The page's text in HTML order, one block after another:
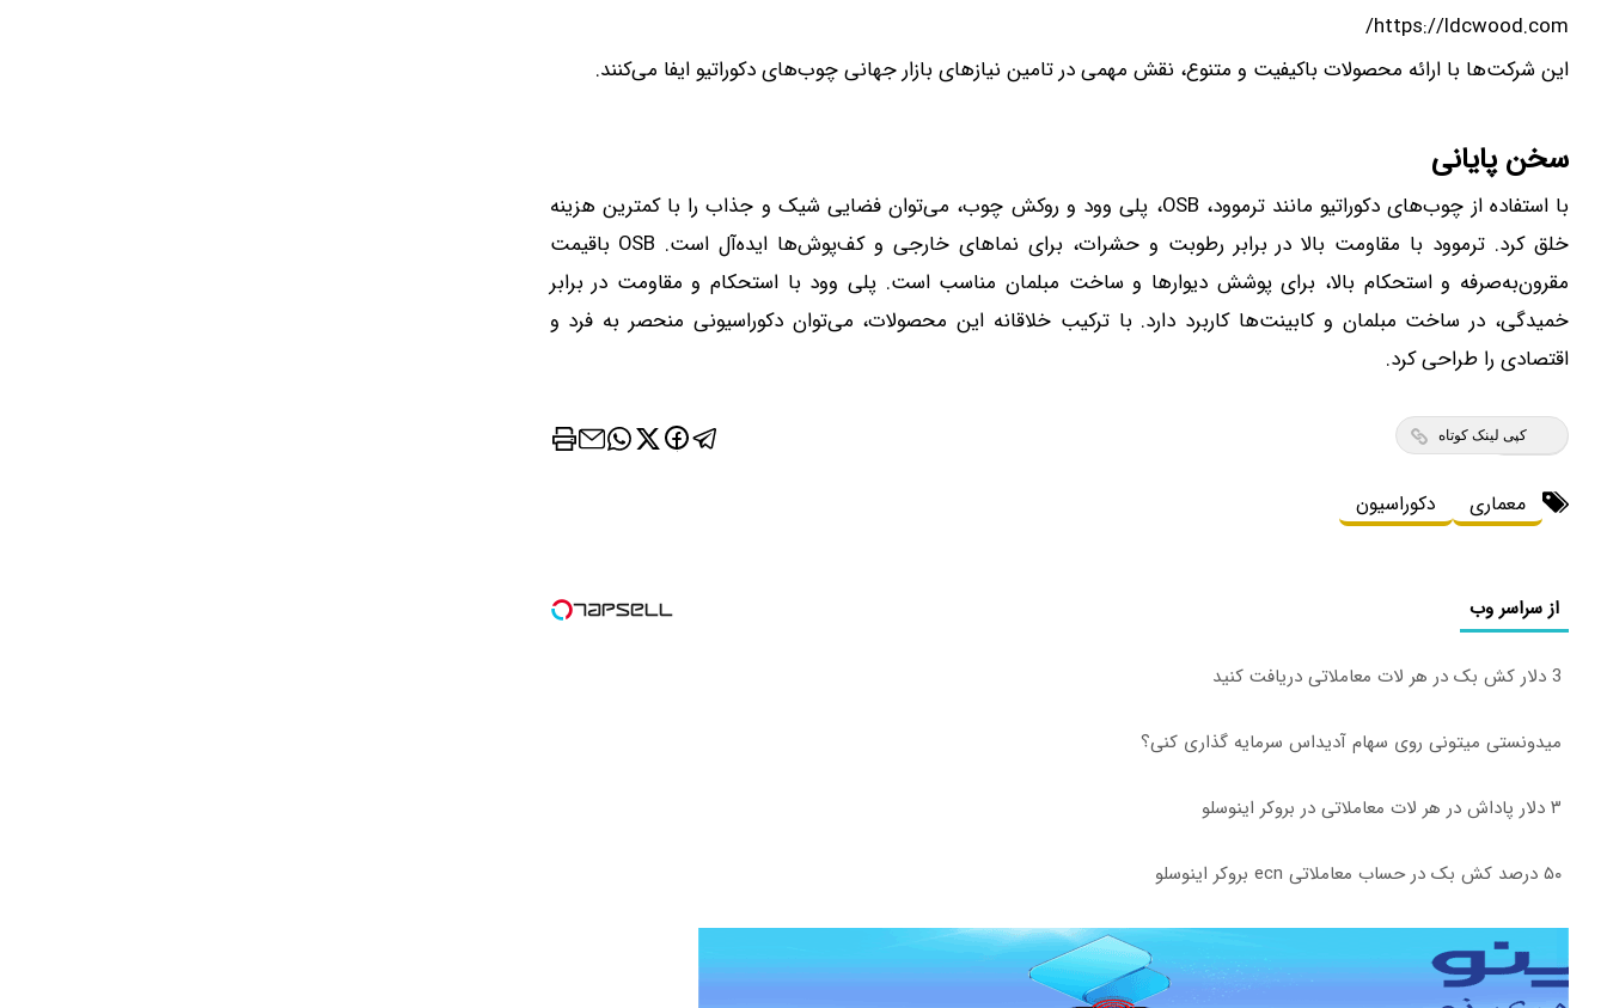
https://ldcwood.com/
این شرکت‌ها با ارائه محصولات باکیفیت و متنوع، نقش مهمی در تامین نیازهای بازار جهانی چوب‌های دکوراتیو ایفا می‌کنند.
سخن پایانی
با استفاده از چوب‌های دکوراتیو مانند ترموود، OSB، پلی وود و روکش چوب، می‌توان فضایی شیک و جذاب را با کمترین هزینه
خلق کرد. ترموود با مقاومت بالا در برابر رطوبت و حشرات، برای نماهای خارجی و کف‌پوش‌ها ایده‌آل است. OSB باقیمت
مقرون‌به‌صرفه و استحکام بالا، برای پوشش دیوارها و ساخت مبلمان مناسب است. پلی وود با استحکام و مقاومت در برابر
خمیدگی، در ساخت مبلمان و کابینت‌ها کاربرد دارد. با ترکیب خلاقانه این محصولات، می‌توان دکوراسیونی منحصر به فرد و
اقتصادی را طراحی کرد.
کپی لینک کوتاه
معماری دکوراسیون
از سراسر وب
3 دلار کش بک در هر لات معاملاتی دریافت کنید
میدونستی میتونی روی سهام آدیداس سرمایه گذاری کنی؟
۳ دلار پاداش در هر لات معاملاتی در بروکر اینوسلو
۵۰ درصد کش بک در حساب معاملاتی ecn بروکر اینوسلو